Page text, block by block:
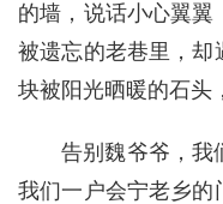
的墙，说话小心翼
被遗忘的老巷里，却
块被阳光晒暖的石头
告别魏爷爷，我
我们一户会宁老乡的